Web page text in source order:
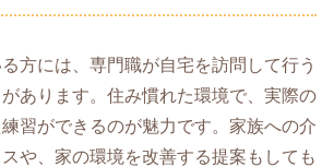
方には、専門職が自宅を訪問して行う
があります。住み慣れた環境で、実際の
習ができるのが魅力です。家族への介
や、家の環境を改善する提案もしても